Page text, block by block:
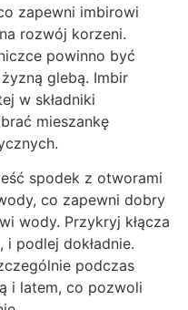
zapewni imbirowi
rozwój korzeni.
powinno być
glebą. Imbir
w składniki
mieszankę
spodek z otworami
co zapewni dobry
wody. Przykryj kłącza
podlej dokładnie.
podczas
i latem, co pozwoli